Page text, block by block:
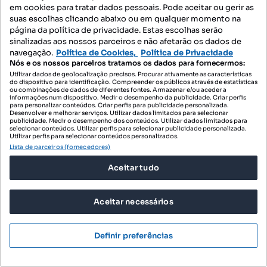
Tipologia
T1
Preço por metro quadrado
64 m²
Profissional
455 000 €6557,14 €/m²
Apartamento T1 Venda em Imaculado Coração de
em cookies para tratar dados pessoais. Pode aceitar ou gerir as
suas escolhas clicando abaixo ou em qualquer momento na
página da política de privacidade. Estas escolhas serão
sinalizadas aos nossos parceiros e não afetarão os dados de
navegação. Política de Cookies, Política de Privacidade
Nós e os nossos parceiros tratamos os dados para fornecermos:
Utilizar dados de geolocalização precisos. Procurar ativamente as características
do dispositivo para identificação. Compreender os públicos através de estatísticas
ou combinações de dados de diferentes fontes. Armazenar e/ou aceder a
informações num dispositivo. Medir o desempenho da publicidade. Criar perfis
para personalizar conteúdos. Criar perfis para publicidade personalizada.
Desenvolver e melhorar serviços. Utilizar dados limitados para selecionar
publicidade. Medir o desempenho dos conteúdos. Utilizar dados limitados para
selecionar conteúdos. Utilizar perfis para selecionar publicidade personalizada.
Utilizar perfis para selecionar conteúdos personalizados.
Lista de parceiros (fornecedores)
Aceitar tudo
Aceitar necessários
Definir preferências